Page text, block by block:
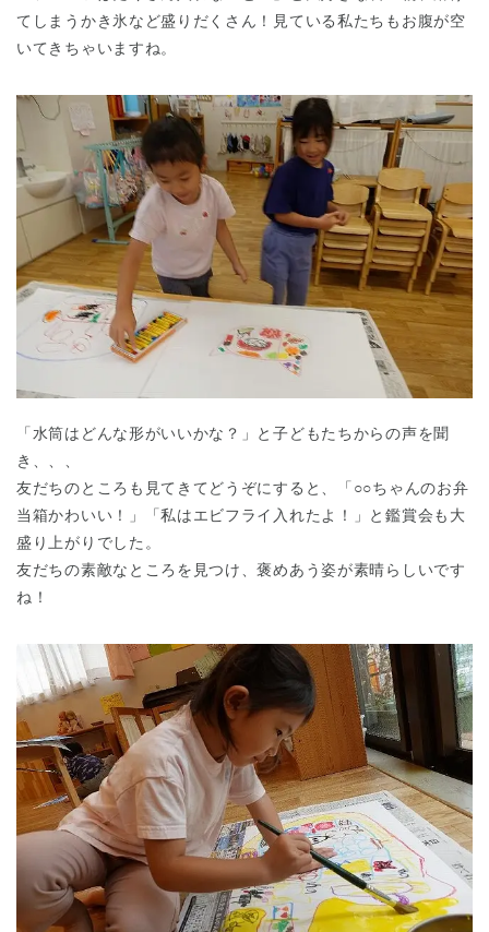
てしまうかき氷など盛りだくさん！見ている私たちもお腹が空
いてきちゃいますね。
「水筒はどんな形がいいかな？」と子どもたちからの声を聞
き、、、
友だちのところも見てきてどうぞにすると、「○○ちゃんのお弁
当箱かわいい！」「私はエビフライ入れたよ！」と鑑賞会も大
盛り上がりでした。
友だちの素敵なところを見つけ、褒めあう姿が素晴らしいです
ね！